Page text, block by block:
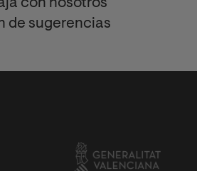
con nosotros
de sugerencias